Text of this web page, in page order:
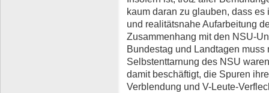
kaum daran zu glauben, dass
und realitätsnahe Aufarbeitung
Zusammenhang mit den NSU-
Bundestag und Landtagen
Selbstenttarnung des NSU
damit beschäftigt, die Spuren
Verblendung und V-Leute-